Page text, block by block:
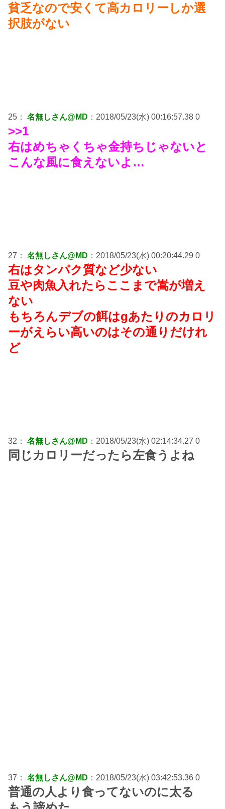
貧乏なので安くて高カロリーしか選
択肢がない
25： 名無しさん@MD ：2018/05/23(水) 00:16:57.38 0
>>1
右はめちゃくちゃ金持ちじゃないと
こんな風に食えないよ…
27： 名無しさん@MD ：2018/05/23(水) 00:20:44.29 0
右はタンパク質など少ない
豆や肉魚入れたらここまで嵩が増え
ない
もちろんデブの餌はgあたりのカロリ
ーがえらい高いのはその通りだけれ
ど
32： 名無しさん@MD ：2018/05/23(水) 02:14:34.27 0
同じカロリーだったら左食うよね
37： 名無しさん@MD ：2018/05/23(水) 03:42:53.36 0
普通の人より食ってないのに太る